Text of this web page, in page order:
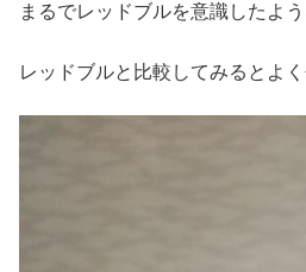
まるでレッドブルを意識したよ
レッドブルと比較してみるとよく